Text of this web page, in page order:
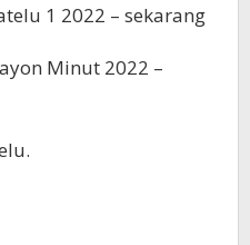
1 2022 – sekarang
Minut 2022 –